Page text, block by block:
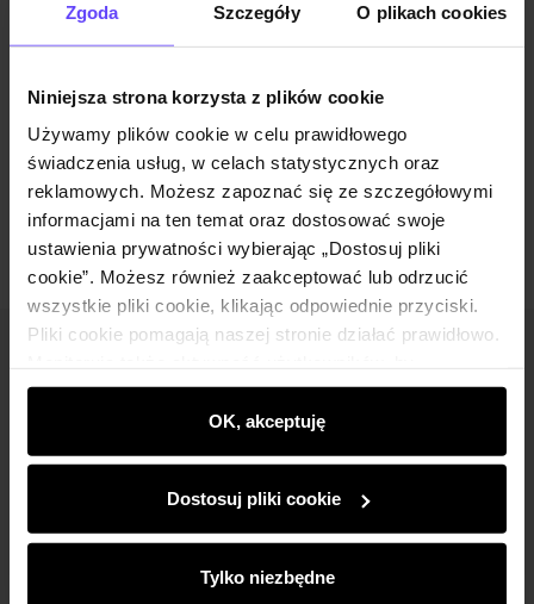
Zgoda Szczegóły O plikach cookies
Niniejsza strona korzysta z plików cookie
Używamy plików cookie w celu prawidłowego
świadczenia usług, w celach statystycznych oraz
reklamowych. Możesz zapoznać się ze szczegółowymi
informacjami na ten temat oraz dostosować swoje
ustawienia prywatności wybierając „Dostosuj pliki
cookie”. Możesz również zaakceptować lub odrzucić
wszystkie pliki cookie, klikając odpowiednie przyciski.
Pliki cookie pomagają naszej stronie działać prawidłowo.
wyświetlać im dopasowane do ich preferencji treści,
rekomendacje oraz komunikaty reklamowe informujące o
najnowszych promocjach w e-sklepie. Informacje o tym,
partnerom społecznościowym, reklamowym i
analitycznym. Partnerzy mogą połączyć te informacje z
podczas korzystania z ich usług.
OK, akceptuję
Dostosuj pliki cookie
Tylko niezbędne
Szczegóły
Skład
Opinie